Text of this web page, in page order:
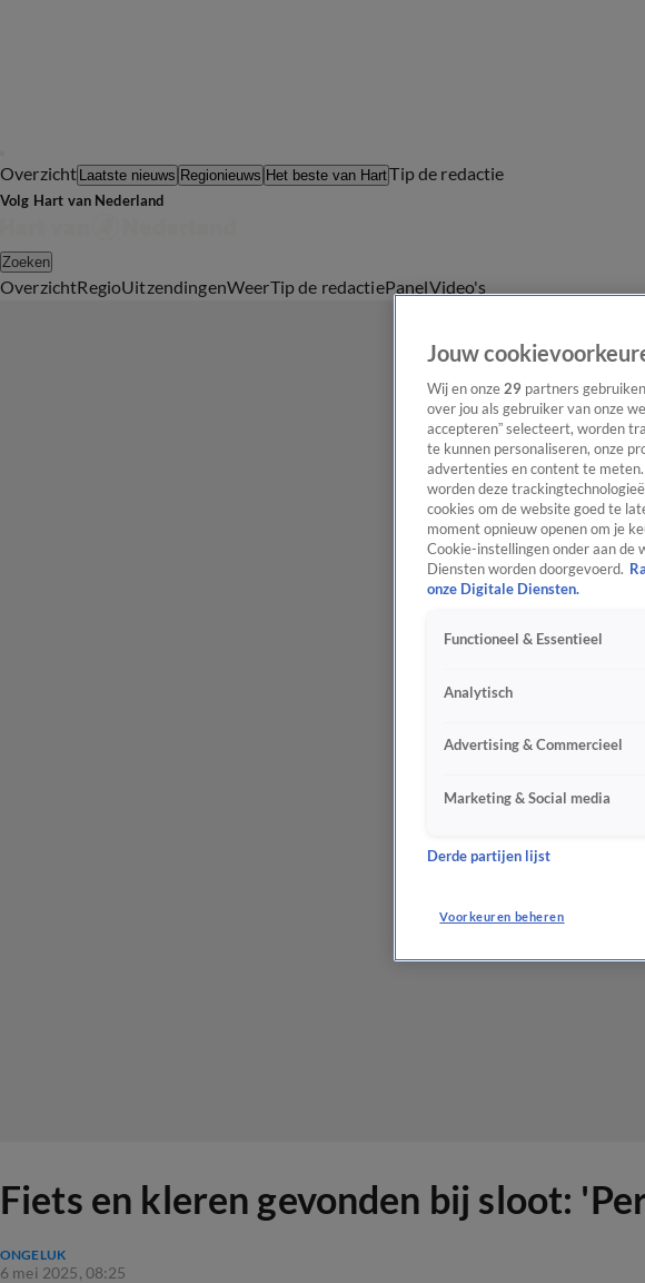
Overzicht Laatste nieuws Regionieuws Het beste van HartTip de redactie
Volg Hart van Nederland
Zoeken
OverzichtRegioUitzendingenWeerTip de redactiePanelVideo's
Fiets en kleren gevonden bij sloot:
ONGELUK
6 mei 2025, 08:25
Jouw
Wij en onze 29 partners
over jou als gebruiker van onze
accepteren” selecteert, worden
te kunnen personaliseren, onze
advertenties en content te
worden deze
cookies om de website goed te
moment opnieuw openen om je
Cookie-instellingen onder aan de
Diensten worden doorgevoerd.
onze Digitale Diensten.
Functioneel & Essentieel
Analytisch
Advertising & Commercieel
Marketing & Social media
Derde partijen lijst
Voorkeuren beheren